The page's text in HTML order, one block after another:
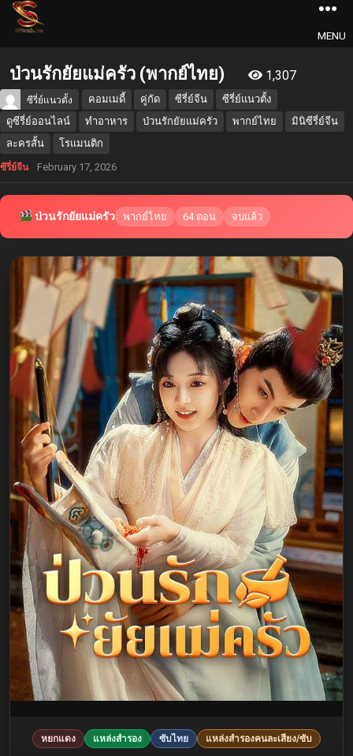
MENU
ป่วนรักยัยแม่ครัว (พากย์ไทย) 1,307
ซีรี่ย์แนวตั้ง คอมเมดี้ คู่กัด ซีรี่ย์จีน
ซีรี่ย์แนวตั้ง
ดูซีรี่ย์ออนไลน์
ทำอาหาร ป่วนรักยัยแม่ครัว พากย์ไทย
มินิซีรี่ย์จีน
ละครสั้น
โรแมนติก
ซีรี่ย์จีน February 17, 2026
ป่วนรักยัยแม่ครัว พากย์ไทย 64 ตอน จบแล้ว
หยกแดง แหล่งสำรอง ซับไทย แหล่งสำรองคนละเสียง/ซับ